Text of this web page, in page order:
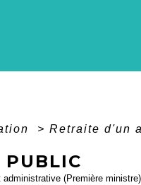
> Retraite d'un
PUBLIC
(Première ministre)